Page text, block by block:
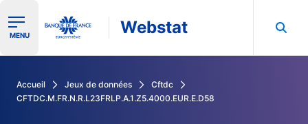
Ouvrir le menu de navigation
MENU Webstat
Accueil Jeux de données
Cftdc
CFTDC.M.FR.N.R.L23FRLP.A.1.Z5.4000.EUR.E.D58